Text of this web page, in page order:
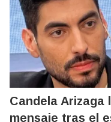
Candela Arizaga
mensaje tras el